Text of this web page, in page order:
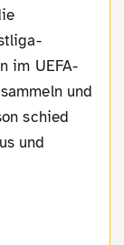
im UEFA-
und
schied
und